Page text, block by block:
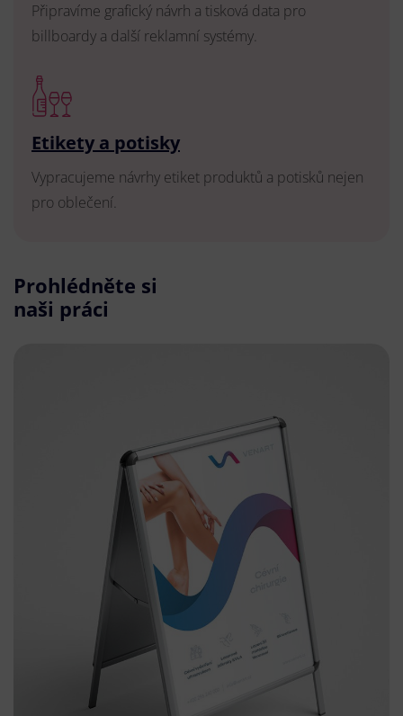
Připravíme grafický návrh a tisková data pro
billboardy a další reklamní systémy.
Etikety a potisky
Vypracujeme návrhy etiket produktů a potisků nejen
pro oblečení.
Prohlédněte si
naši práci